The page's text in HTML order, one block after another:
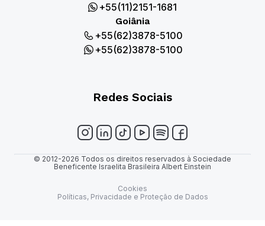
+55(11)2151-1681
Goiânia
+55(62)3878-5100
+55(62)3878-5100
Redes Sociais
© 2012-2026 Todos os direitos reservados à Sociedade
Beneficente Israelita Brasileira Albert Einstein
Cookies
Políticas, Privacidade e Proteção de Dados